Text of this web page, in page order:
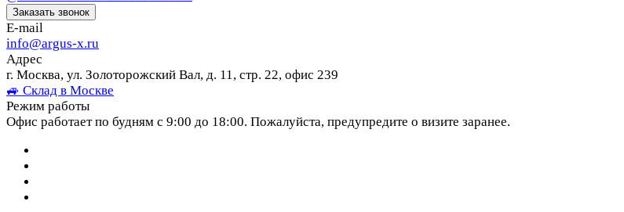
Заказать звонок
E-mail
info@argus-x.ru
Адрес
г. Москва, ул. Золоторожский Вал, д. 11, стр. 22, офис 239
🚙 Склад в Москве
Режим работы
Офис работает по будням с 9:00 до 18:00. Пожалуйста, предупредите о визите заранее.